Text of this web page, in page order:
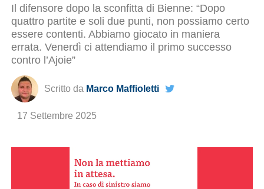
Il difensore dopo la sconfitta di Bienne: “Dopo
quattro partite e soli due punti, non possiamo certo
essere contenti. Abbiamo giocato in maniera
errata. Venerdì ci attendiamo il primo successo
contro l’Ajoie”
Scritto da Marco Maffioletti
17 Settembre 2025